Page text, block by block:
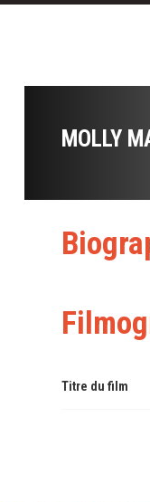
MOLLY
Titre du film